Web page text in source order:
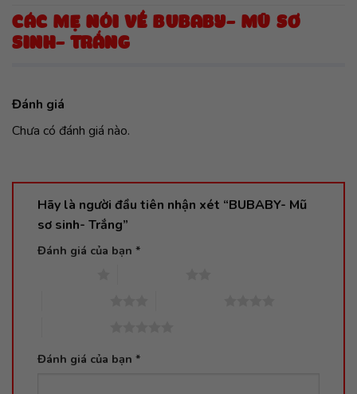
CÁC MẸ NÓI VỀ BUBABY- MŨ SƠ
SINH- TRẮNG
Đánh giá
Chưa có đánh giá nào.
Hãy là người đầu tiên nhận xét “BUBABY- Mũ
sơ sinh- Trắng”
Đánh giá của bạn *
Đánh giá của bạn *